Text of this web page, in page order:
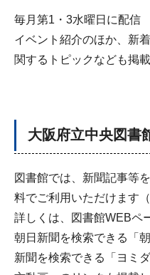
毎月第1・3水曜日に配信
イベント紹介のほか、新
関するトピックなども掲
大阪府立中央図書
図書館では、新聞記事等
料でご利用いただけます
詳しくは、図書館WEBペ
朝日新聞を検索できる「
新聞を検索できる「ヨミ